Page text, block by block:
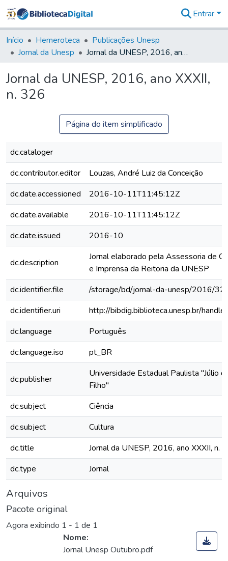
&
Coleções
Tudo na
Digital
Entrar
Início Hemeroteca
Publicações Unesp
Jornal da Unesp
Jornal da UNESP, 2016, ano XXXII, n. 326
Jornal da UNESP, 2016, ano XXXII,
n. 326
Página do item simplificado
dc.cataloger
dc.contributor.editor
Louzas, André Luiz da Conceição
dc.date.accessioned
2016-10-11T11:45:12Z
dc.date.available
2016-10-11T11:45:12Z
dc.date.issued
2016-10
dc.description
Jornal elaborado pela Assessoria de
e Imprensa da Reitoria da UNESP
dc.identifier.file
/storage/bd/jornal-da-unesp/2016/
dc.identifier.uri
http://bibdig.biblioteca.unesp.br/
dc.language
Português
dc.language.iso
pt_BR
dc.publisher
Universidade Estadual Paulista "Júlio
Filho"
dc.subject
Ciência
dc.subject
Cultura
dc.title
Jornal da UNESP, 2016, ano XXXII, n.
dc.type
Jornal
Arquivos
Pacote original
Agora exibindo 1 - 1 de 1
Nome:
Jornal Unesp Outubro.pdf